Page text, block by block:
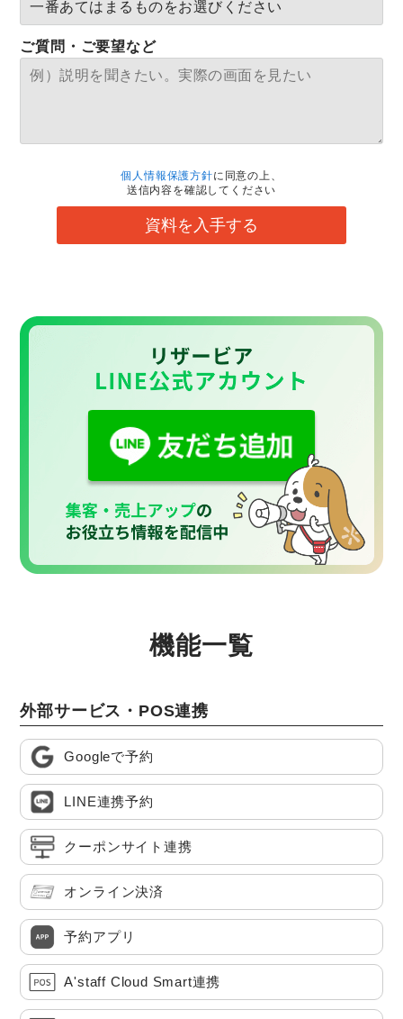
ご質問・ご要望など
個人情報保護方針に同意の上、
送信内容を確認してください
資料を入手する
機能一覧
外部サービス・POS連携
Googleで予約
LINE連携予約
クーポンサイト連携
オンライン決済
予約アプリ
A'staff Cloud Smart連携